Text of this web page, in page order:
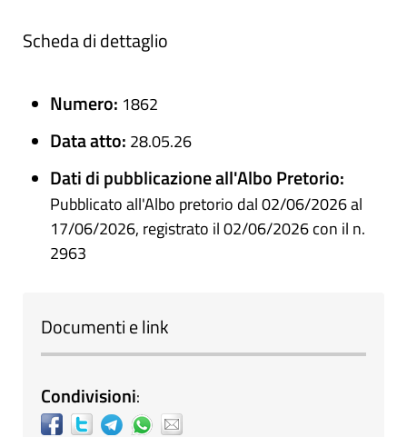
Scheda di dettaglio
Numero: 1862
Data atto: 28.05.26
Dati di pubblicazione all'Albo Pretorio:
Pubblicato all'Albo pretorio dal 02/06/2026 al
17/06/2026, registrato il 02/06/2026 con il n.
2963
Documenti e link
Condivisioni: